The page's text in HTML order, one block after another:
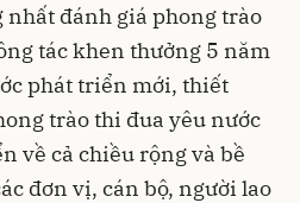
đánh giá phong trào
tác khen thưởng 5 năm
phát triển mới, thiết
trào thi đua yêu nước
về cả chiều rộng và bề
đơn vị, cán bộ, người lao